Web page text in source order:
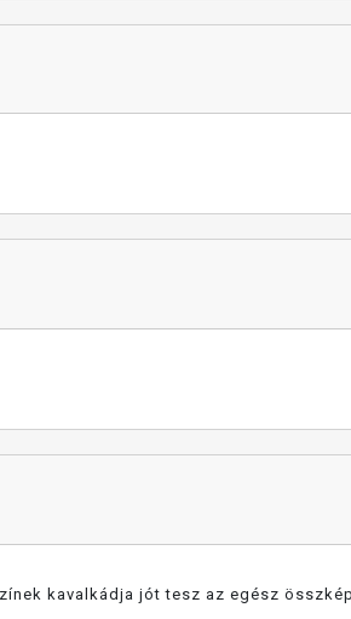
kavalkádja jót tesz az egész